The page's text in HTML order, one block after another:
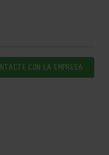
CON LA EMPRESA